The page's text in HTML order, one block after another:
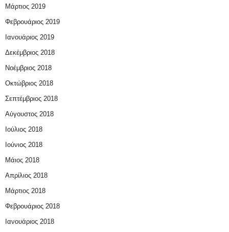
Μάρτιος 2019
Φεβρουάριος 2019
Ιανουάριος 2019
Δεκέμβριος 2018
Νοέμβριος 2018
Οκτώβριος 2018
Σεπτέμβριος 2018
Αύγουστος 2018
Ιούλιος 2018
Ιούνιος 2018
Μάιος 2018
Απρίλιος 2018
Μάρτιος 2018
Φεβρουάριος 2018
Ιανουάριος 2018